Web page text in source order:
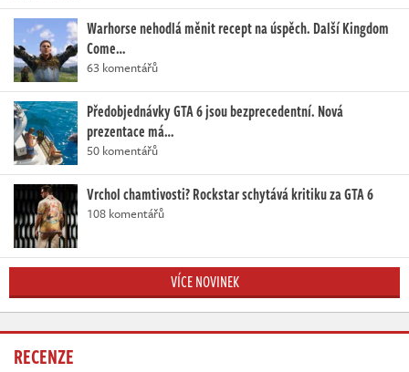
Warhorse nehodlá měnit recept na úspěch. Další Kingdom
Come…
63 komentářů
Předobjednávky GTA 6 jsou bezprecedentní. Nová
prezentace má…
50 komentářů
Vrchol chamtivosti? Rockstar schytává kritiku za GTA 6
108 komentářů
VÍCE NOVINEK
RECENZE